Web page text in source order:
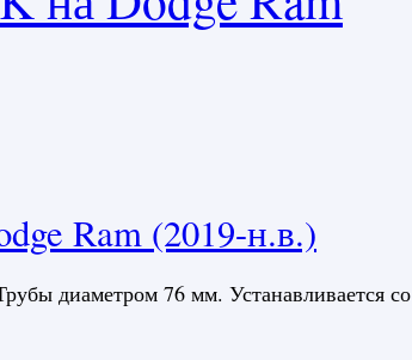
Ram (2019-н.в.)
диаметром 76 мм. Устанавливается со